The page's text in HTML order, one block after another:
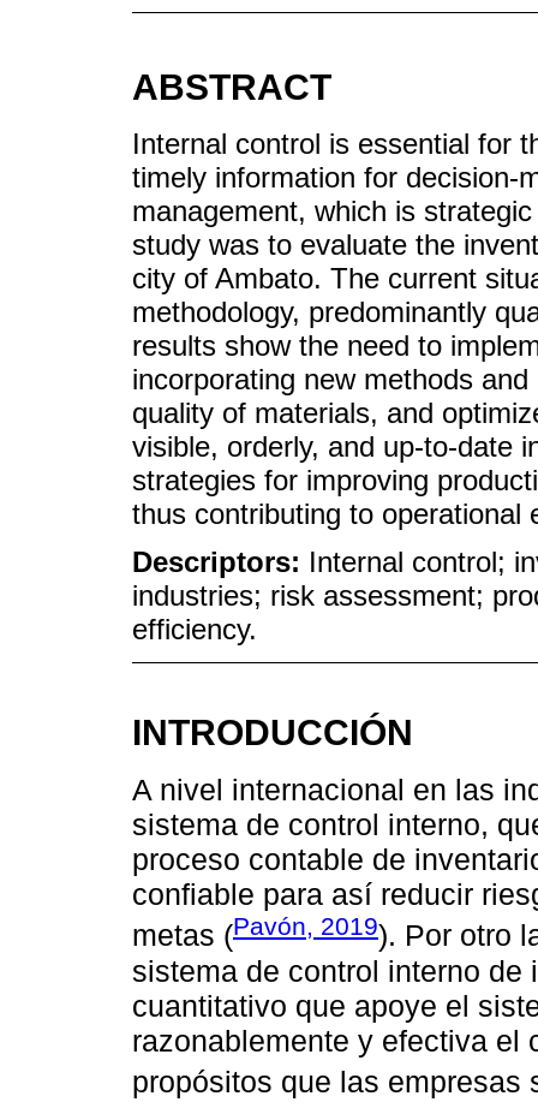
ABSTRACT
Internal control is essential for
timely information for decision-
management, which is
study was to evaluate the
city of Ambato. The current
methodology, predominantly
results show the need to
incorporating new methods
quality of materials, and
visible, orderly, and up-to-date
strategies for improving
thus contributing to operational
Descriptors: Internal control;
industries; risk assessment;
efficiency.
INTRODUCCIÓN
A nivel internacional en las
sistema de control interno,
proceso contable de
confiable para así reducir
metas (Pavón, 2019). Por otro
sistema de control interno de
cuantitativo que apoye el
razonablemente y efectiva el
propósitos que las empresas